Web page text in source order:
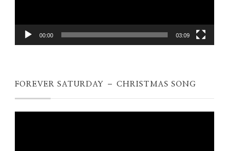
00:00 03:09
FOREVER SATURDAY – CHRISTMAS SONG